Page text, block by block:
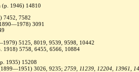
(р. 1946) 14810
7452, 7582
3091
5125, 8019, 9539, 9598, 10442
1918) 5758, 6455, 6566, 10884
1935) 15208
3026, 9235; 2759, 11239, 12204, 13961,